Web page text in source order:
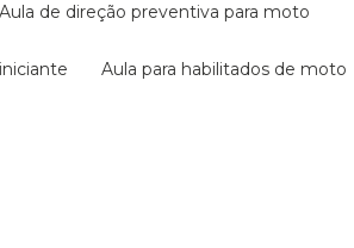
aula de direção preventiva para moto
aula para habilitados de moto